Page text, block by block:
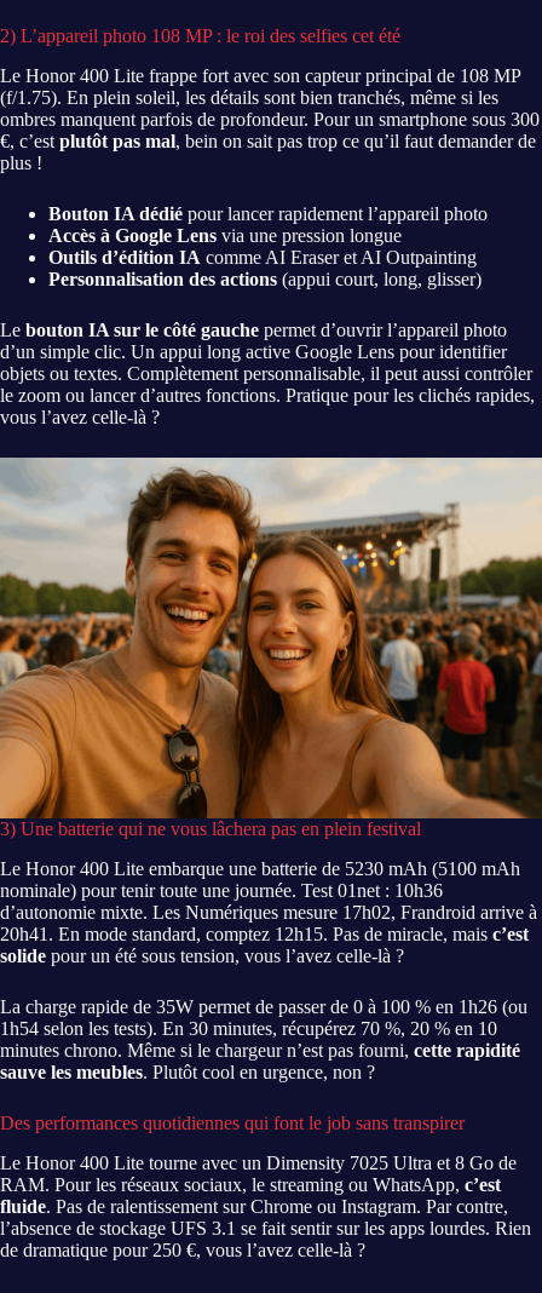
2) L’appareil photo 108 MP : le roi des selfies cet été
Le Honor 400 Lite frappe fort avec son capteur principal de 108 MP
(f/1.75). En plein soleil, les détails sont bien tranchés, même si les
ombres manquent parfois de profondeur. Pour un smartphone sous 300
€, c’est plutôt pas mal, bein on sait pas trop ce qu’il faut demander de
plus !
Bouton IA dédié pour lancer rapidement l’appareil photo
Accès à Google Lens via une pression longue
Outils d’édition IA comme AI Eraser et AI Outpainting
Personnalisation des actions (appui court, long, glisser)
Le bouton IA sur le côté gauche permet d’ouvrir l’appareil photo
d’un simple clic. Un appui long active Google Lens pour identifier
objets ou textes. Complètement personnalisable, il peut aussi contrôler
le zoom ou lancer d’autres fonctions. Pratique pour les clichés rapides,
vous l’avez celle-là ?
3) Une batterie qui ne vous lâchera pas en plein festival
Le Honor 400 Lite embarque une batterie de 5230 mAh (5100 mAh
nominale) pour tenir toute une journée. Test 01net : 10h36
d’autonomie mixte. Les Numériques mesure 17h02, Frandroid arrive à
20h41. En mode standard, comptez 12h15. Pas de miracle, mais c’est
solide pour un été sous tension, vous l’avez celle-là ?
La charge rapide de 35W permet de passer de 0 à 100 % en 1h26 (ou
1h54 selon les tests). En 30 minutes, récupérez 70 %, 20 % en 10
minutes chrono. Même si le chargeur n’est pas fourni, cette rapidité
sauve les meubles. Plutôt cool en urgence, non ?
Des performances quotidiennes qui font le job sans transpirer
Le Honor 400 Lite tourne avec un Dimensity 7025 Ultra et 8 Go de
RAM. Pour les réseaux sociaux, le streaming ou WhatsApp, c’est
fluide. Pas de ralentissement sur Chrome ou Instagram. Par contre,
l’absence de stockage UFS 3.1 se fait sentir sur les apps lourdes. Rien
de dramatique pour 250 €, vous l’avez celle-là ?